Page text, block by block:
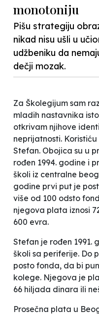
monotoniju
Pišu strategiju
nikad nisu ušli u
udžbeniku da
dečji mozak.
Za Školegijum sam
mladih nastavnika
otkrivam njihove
neprijatnosti.
Stefan. Obojica su u
rođen 1994. godine i
školi iz centralne
godine prvi put je
više od 100 odsto
njegova plata iznosi
600 evra.
Stefan je rođen 1991.
školi sa periferije. Do
posto fonda, da bi
kolege. Njegova je
66 hiljada dinara ili
Prosečna plata u